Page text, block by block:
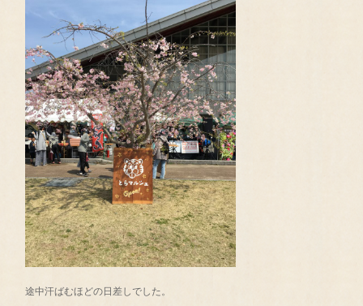
途中汗ばむほどの日差しでした。